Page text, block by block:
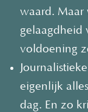
waard. Maar
gelaagdheid
voldoening
eigenlijk
dag. En zo